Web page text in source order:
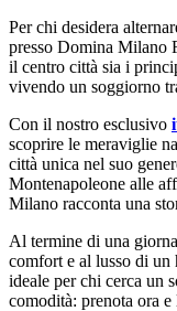
Per chi desidera
presso Domina Milano
il centro città sia i
vivendo un soggiorno
Con il nostro esclusivo
scoprire le meraviglie
città unica nel suo
Montenapoleone alle
Milano racconta una
Al termine di una
comfort e al lusso di un
ideale per chi cerca un
comodità: prenota ora